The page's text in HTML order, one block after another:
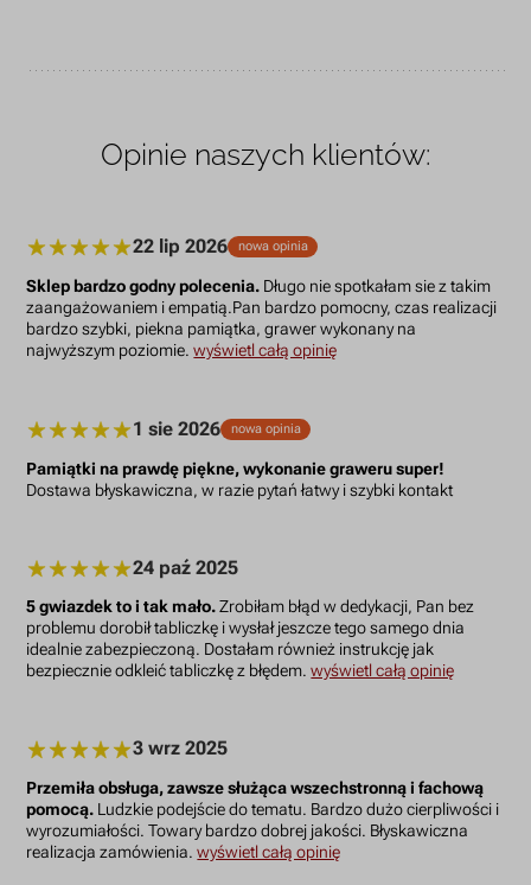
Opinie naszych klientów:
22 lip 2026 nowa opinia
Sklep bardzo godny polecenia. Długo nie spotkałam sie z takim
zaangażowaniem i empatią.Pan bardzo pomocny, czas realizacji
bardzo szybki, piekna pamiątka, grawer wykonany na
najwyższym poziomie.wyświetl całą opinię
1 sie 2026 nowa opinia
Pamiątki na prawdę piękne, wykonanie graweru super!
Dostawa błyskawiczna, w razie pytań łatwy i szybki kontakt
24 paź 2025
5 gwiazdek to i tak mało.Zrobiłam błąd w dedykacji, Pan bez
problemu dorobił tabliczkę i wysłał jeszcze tego samego dnia
idealnie zabezpieczoną. Dostałam również instrukcję jak
bezpiecznie odkleić tabliczkę z błędem.wyświetl całą opinię
3 wrz 2025
Przemiła obsługa, zawsze służąca wszechstronną i fachową
pomocą. Ludzkie podejście do tematu. Bardzo dużo cierpliwości i
wyrozumiałości. Towary bardzo dobrej jakości. Błyskawiczna
realizacja zamówienia.wyświetl całą opinię